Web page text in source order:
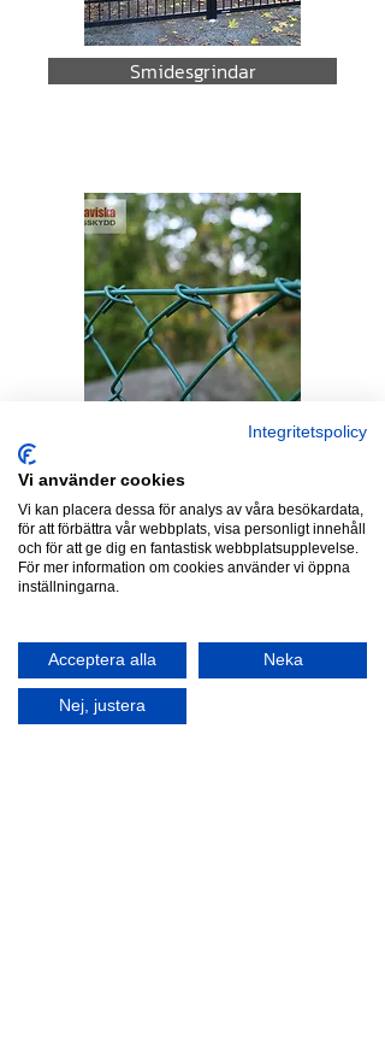
Smidesgrindar
FlätverksstängselIntegritetspolicy
Vi använder cookies
Vi kan placera dessa för analys av våra besökardata,
för att förbättra vår webbplats, visa personligt innehåll
och för att ge dig en fantastisk webbplatsupplevelse.
För mer information om cookies använder vi öppna
inställningarna.
Acceptera alla Neka
Nej, justera